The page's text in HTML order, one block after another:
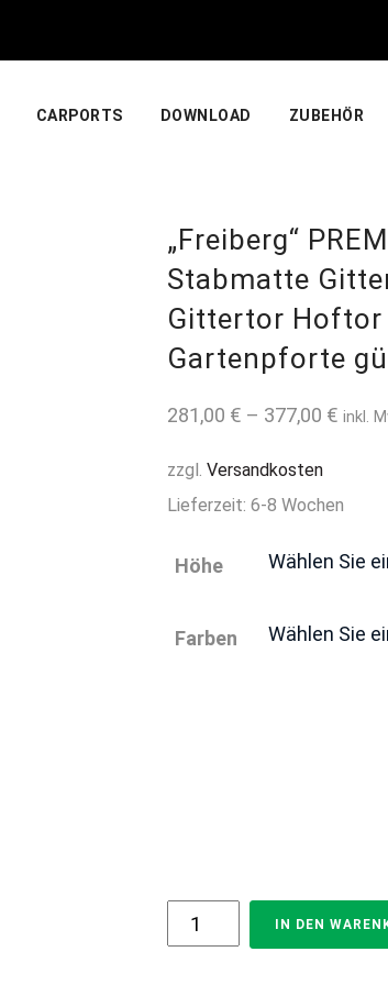
CARPORTS DOWNLOAD ZUBEHÖR
„Freiberg“
Stabmatte
Gittertor
Gartenpforte
281,00 € – 377,00 € inkl.
zzgl.Versandkosten
Lieferzeit:6-8 Wochen
Höhe
Farben
"Freiberg"
PREMIUM
IN DEN